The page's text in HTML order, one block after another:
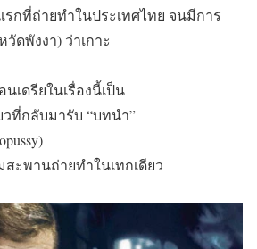
รกที่ถ่ายทำในประเทศไทย จนมีการ
วัดพังงา) ว่าเกาะ
เดรียในเรื่องนี้เป็น
วที่กลับมารับ “บทนำ”
ะพานถ่ายทำในเทกเดียว